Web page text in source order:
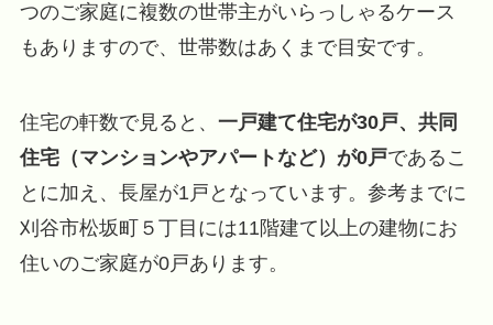
つのご家庭に複数の世帯主がいらっしゃるケース
もありますので、世帯数はあくまで目安です。
住宅の軒数で見ると、 一戸建て住宅が30戸、共同
住宅（マンションやアパートなど）が0戸であるこ
とに加え、長屋が1戸となっています。参考までに
刈谷市松坂町５丁目には11階建て以上の建物にお
住いのご家庭が0戸あります。